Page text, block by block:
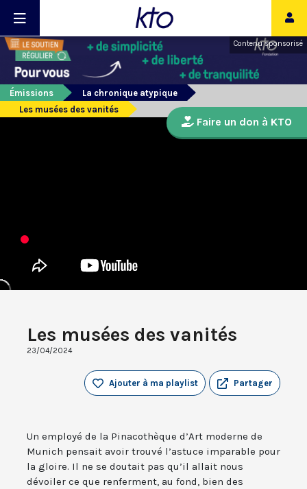
Contenu sponsorisé
Émissions
La chronique atypique
Les musées des vanités
Les musées des vanités
23/04/2024
Partager
Ajouter à ma playlist
Un employé de la Pinacothèque d’Art moderne de
Munich pensait avoir trouvé l’astuce imparable pour
la gloire. Il ne se doutait pas qu’il allait nous
dévoiler ce que renferment, au fond, bien des
Faire un don à KTO